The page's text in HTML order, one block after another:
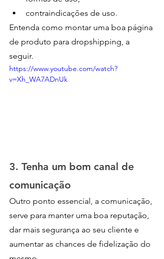
contraindicações de uso.
Entenda como montar uma boa página
de produto para dropshipping, a
seguir.
https://www.youtube.com/watch?
v=Xh_WA7ADnUk
3. Tenha um bom canal de
comunicação
Outro ponto essencial, a comunicação,
serve para manter uma boa reputação,
dar mais segurança ao seu cliente e
aumentar as chances de fidelização do